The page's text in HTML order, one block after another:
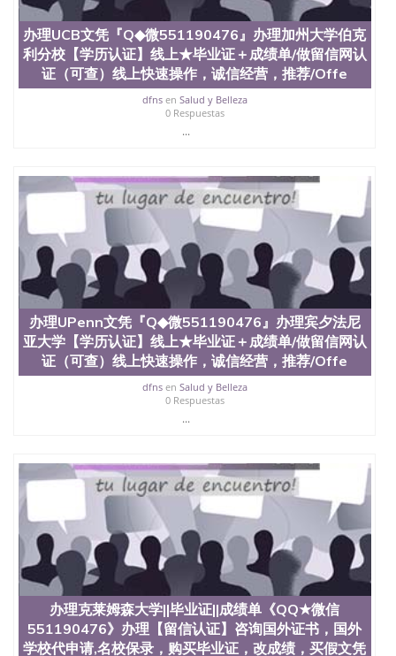
办理UCB文凭『Q◆微551190476』办理加州大学伯克
利分校【学历认证】线上★毕业证＋成绩单/做留信网认
证（可查）线上快速操作，诚信经营，推荐/Offe
dfnsen Salud y Belleza
0 Respuestas
...
办理UPenn文凭『Q◆微551190476』办理宾夕法尼
亚大学【学历认证】线上★毕业证＋成绩单/做留信网认
证（可查）线上快速操作，诚信经营，推荐/Offe
dfnsen Salud y Belleza
0 Respuestas
...
办理克莱姆森大学||毕业证||成绩单《QQ★微信
551190476》办理【留信认证】咨询国外证书，国外
学校代申请,名校保录，购买毕业证，改成绩，买假文凭